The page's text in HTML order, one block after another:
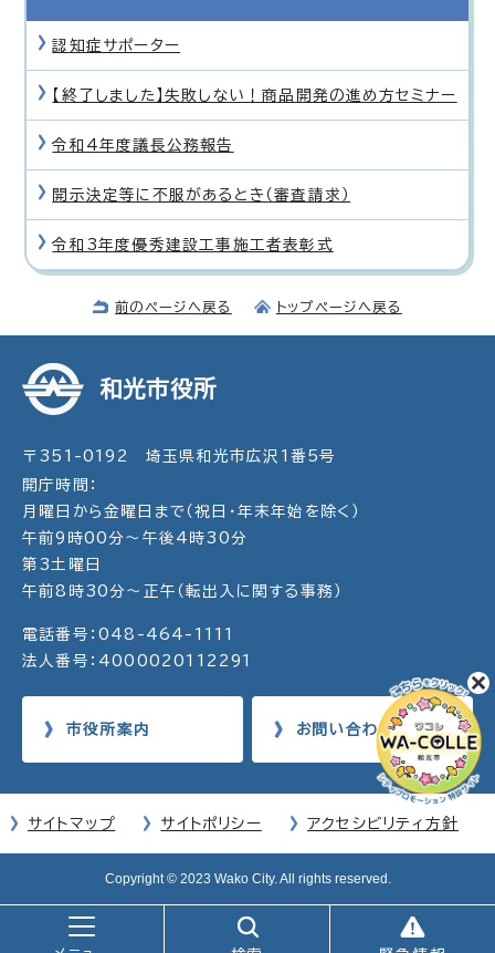
認知症サポーター
【終了しました】失敗しない！商品開発の進め方セミナー
令和4年度議長公務報告
開示決定等に不服があるとき（審査請求）
令和3年度優秀建設工事施工者表彰式
前のページへ戻る トップページへ戻る
和光市役所
〒351-0192 埼玉県和光市広沢1番5号
開庁時間：
月曜日から金曜日まで（祝日・年末年始を除く）
午前9時00分～午後4時30分
第3土曜日
午前8時30分～正午（転出入に関する事務）
電話番号：048-464-1111
法人番号：4000020112291
市役所案内 お問い合わせ
サイトマップ サイトポリシー アクセシビリティ方針
Copyright © 2023 Wako City. All rights reserved.